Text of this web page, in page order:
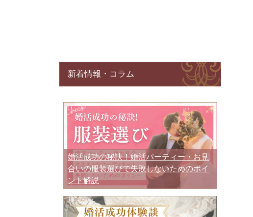
新着情報・コラム
婚活成功の秘訣！婚活パーティー・お見
合いの服装選びで失敗しないためのポイ
ント解説